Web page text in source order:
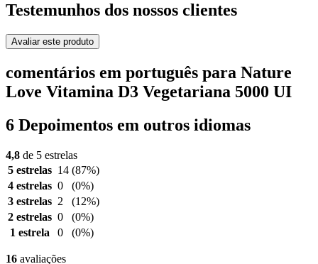
Testemunhos dos nossos clientes
Avaliar este produto
comentários em português para Nature
Love Vitamina D3 Vegetariana 5000 UI
6 Depoimentos em outros idiomas
4,8 de 5 estrelas
5 estrelas 14 (87%)
4 estrelas 0
(0%)
3 estrelas 2
(12%)
2 estrelas 0
(0%)
1 estrela
0 (0%)
16 avaliações